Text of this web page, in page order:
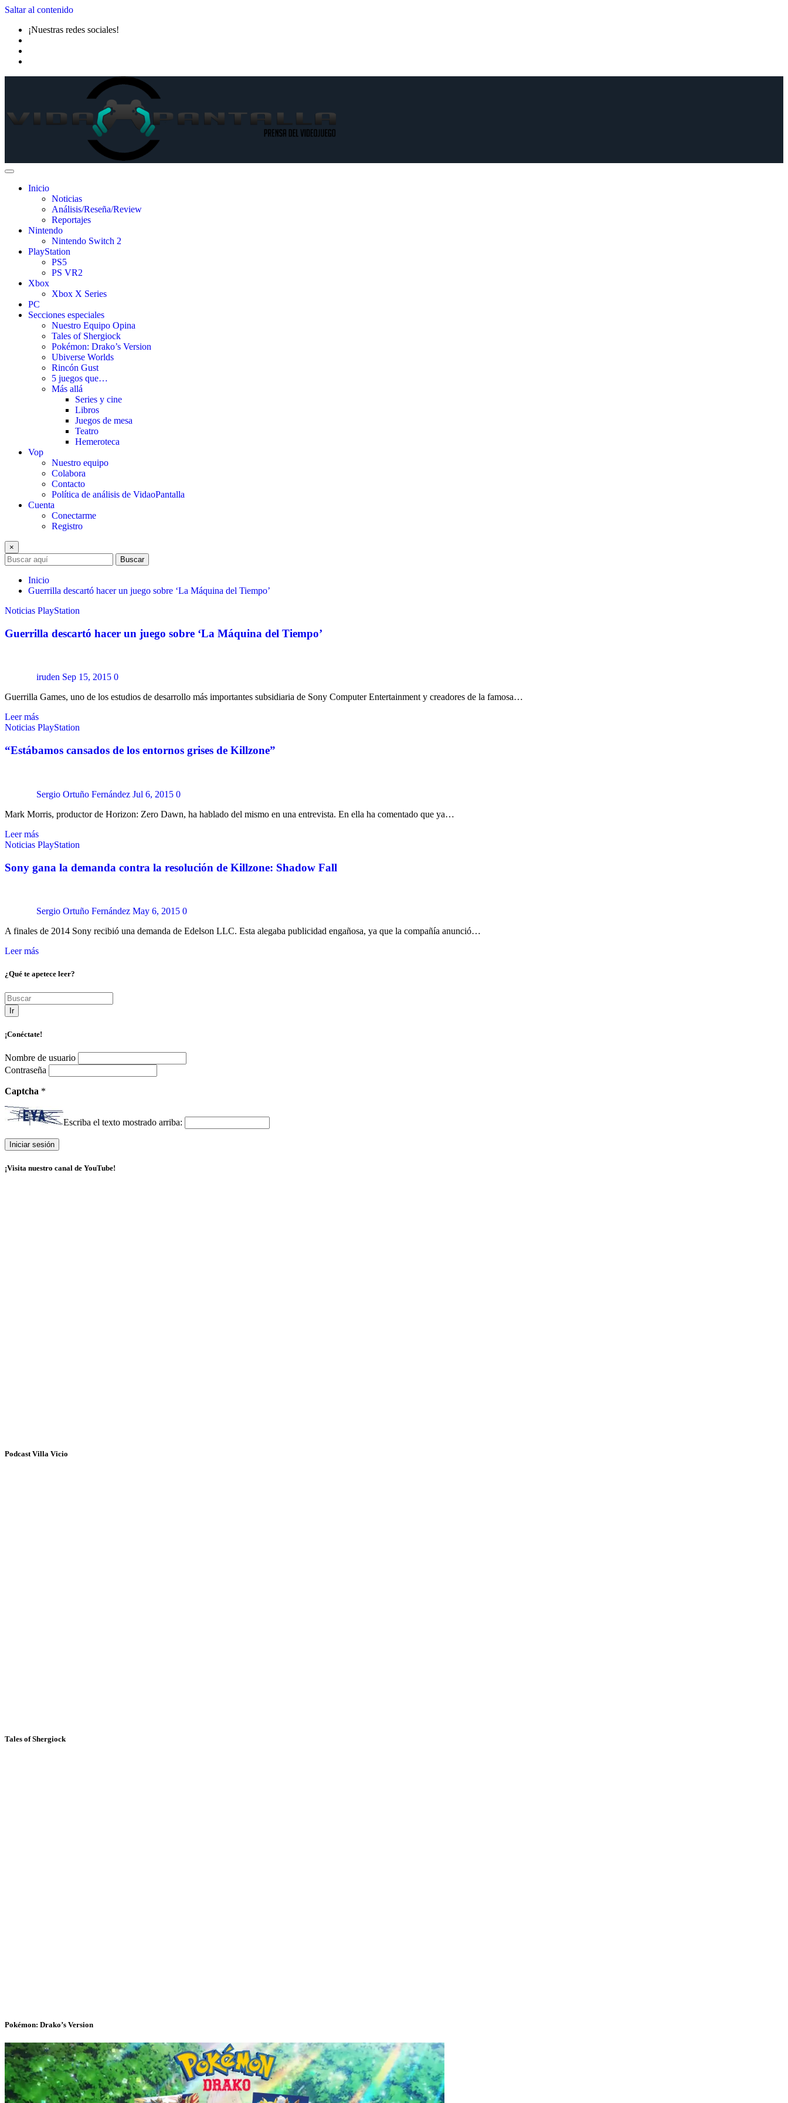
Saltar al contenido
¡Nuestras redes sociales!
Inicio
Noticias
Análisis/Reseña/Review
Reportajes
Nintendo
Nintendo Switch 2
PlayStation
PS5
PS VR2
Xbox
Xbox X Series
PC
Secciones especiales
Nuestro Equipo Opina
Tales of Shergiock
Pokémon: Drako’s Version
Ubiverse Worlds
Rincón Gust
5 juegos que…
Más allá
Series y cine
Libros
Juegos de mesa
Teatro
Hemeroteca
Vop
Nuestro equipo
Colabora
Contacto
Política de análisis de VidaoPantalla
Cuenta
Conectarme
Registro
×
Buscar
Inicio
Guerrilla descartó hacer un juego sobre ‘La Máquina del Tiempo’
Noticias PlayStation
Guerrilla descartó hacer un juego sobre ‘La Máquina del Tiempo’
iruden Sep 15, 2015 0
Guerrilla Games, uno de los estudios de desarrollo más importantes subsidiaria de Sony Computer Entertainment y creadores de la famosa…
Leer más
Noticias PlayStation
“Estábamos cansados de los entornos grises de Killzone”
Sergio Ortuño Fernández Jul 6, 2015 0
Mark Morris, productor de Horizon: Zero Dawn, ha hablado del mismo en una entrevista. En ella ha comentado que ya…
Leer más
Noticias PlayStation
Sony gana la demanda contra la resolución de Killzone: Shadow Fall
Sergio Ortuño Fernández May 6, 2015 0
A finales de 2014 Sony recibió una demanda de Edelson LLC. Esta alegaba publicidad engañosa, ya que la compañía anunció…
Leer más
¿Qué te apetece leer?
Ir
¡Conéctate!
Nombre de usuario
Contraseña
Captcha *
Escriba el texto mostrado arriba:
¡Visita nuestro canal de YouTube!
Podcast Villa Vicio
Tales of Shergiock
Pokémon: Drako’s Version